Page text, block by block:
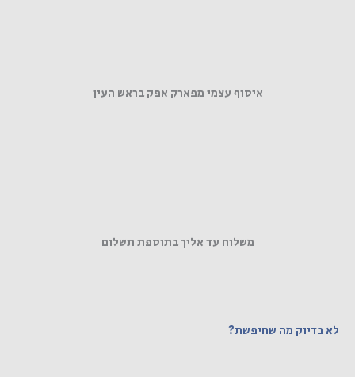
איסוף עצמי מפארק אפק בראש העין
משלוח עד אליך בתוספת תשלום
לא בדיוק מה שחיפשת?